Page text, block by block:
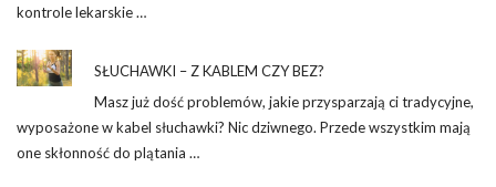
kontrole lekarskie …
SŁUCHAWKI – Z KABLEM CZY BEZ?
Masz już dość problemów, jakie przysparzają ci tradycyjne,
wyposażone w kabel słuchawki? Nic dziwnego. Przede wszystkim mają
one skłonność do plątania …